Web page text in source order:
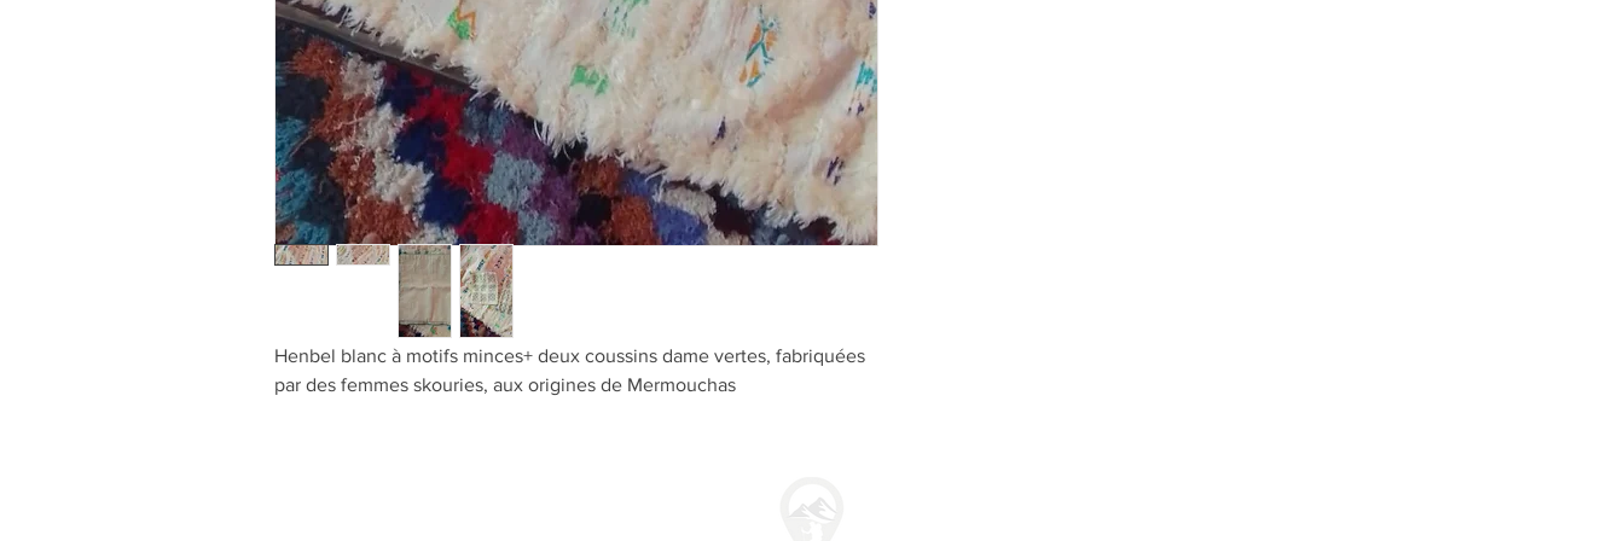
Henbel blanc à motifs minces+ deux coussins dame vertes, fabriquées
par des femmes skouries, aux origines de Mermouchas